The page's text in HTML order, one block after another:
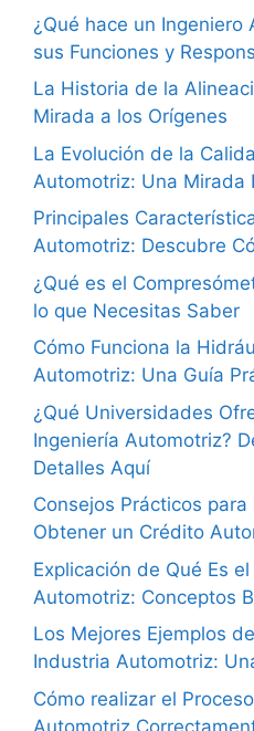
¿Qué hace un Ingeniero
sus Funciones y
La Historia de la
Mirada a los Orígenes
La Evolución de la
Automotriz: Una Mirada
Principales
Automotriz: Descubre
¿Qué es el
lo que Necesitas Saber
Cómo Funciona la
Automotriz: Una Guía
¿Qué Universidades
Ingeniería Automotriz?
Detalles Aquí
Consejos Prácticos
Obtener un Crédito
Explicación de Qué Es
Automotriz: Conceptos
Los Mejores Ejemplos
Industria Automotriz:
Cómo realizar el
Automotriz